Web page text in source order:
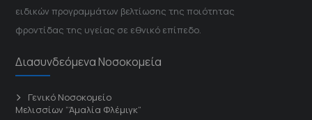
ειδικών προγραμμάτων βελτίωσης της ποιότητας
φροντίδας της υγείας σε εθνικό επίπεδο.
Διασυνδεόμενα Νοσοκομεία
Γενικό Νοσοκομείο
Μελισσίων “Άμαλία Φλέμιγκ”